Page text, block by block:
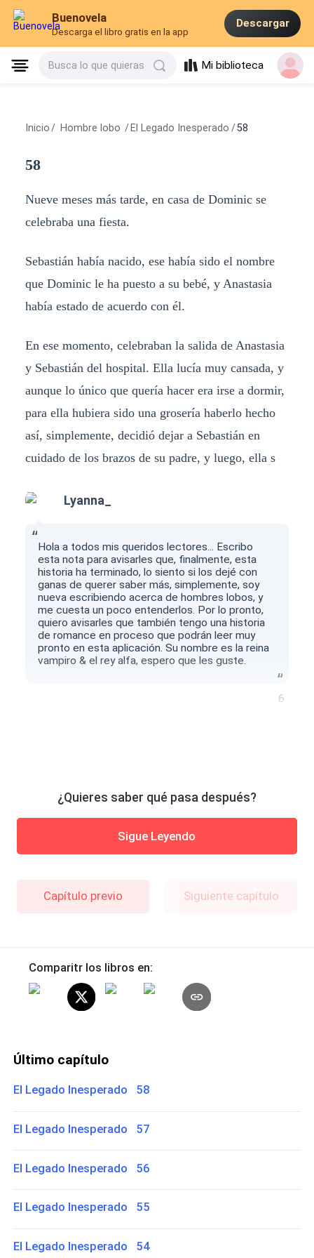
Buenovela
Descarga el libro gratis en la app
Descargar
Busca lo que quieras Mi biblioteca
Inicio / Hombre lobo / El Legado Inesperado /58
58
Nueve meses más tarde, en casa de Dominic se
celebraba una fiesta.
Sebastián había nacido, ese había sido el nombre
que Dominic le ha puesto a su bebé, y Anastasia
había estado de acuerdo con él.
En ese momento, celebraban la salida de Anastasia
y Sebastián del hospital. Ella lucía muy cansada, y
aunque lo único que quería hacer era irse a dormir,
para ella hubiera sido una grosería haberlo hecho
así, simplemente, decidió dejar a Sebastián en
cuidado de los brazos de su padre, y luego, ella s
Lyanna_
Hola a todos mis queridos lectores... Escribo
esta nota para avisarles que, finalmente, esta
historia ha terminado, lo siento si los dejé con
ganas de querer saber más, simplemente, soy
nueva escribiendo acerca de hombres lobos, y
me cuesta un poco entenderlos. Por lo pronto,
quiero avisarles que también tengo una historia
de romance en proceso que podrán leer muy
pronto en esta aplicación. Su nombre es la reina
vampiro & el rey alfa, espero que les guste.
6
¿Quieres saber qué pasa después?
Sigue Leyendo
Capítulo previo Siguiente capítulo
Comparitr los libros en:
Último capítulo
El Legado Inesperado 58
El Legado Inesperado 57
El Legado Inesperado 56
El Legado Inesperado 55
El Legado Inesperado 54